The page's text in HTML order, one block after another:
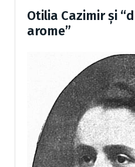
Otilia Cazimir şi
arome”